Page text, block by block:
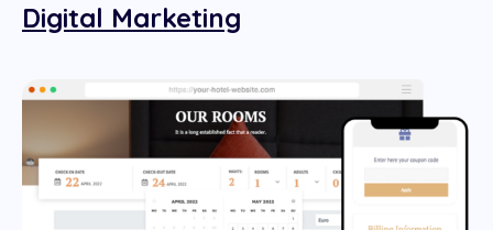
Digital Marketing